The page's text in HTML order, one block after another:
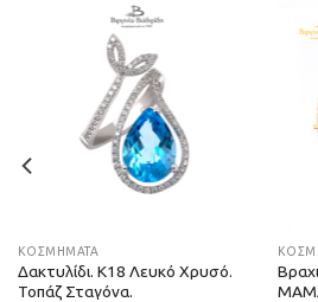
ΚΟΣΜΗΜΑΤΑ
Δακτυλίδι. Κ18 Λευκό Χρυσό.
Τοπάζ Σταγόνα.
ΜΑΜΑ